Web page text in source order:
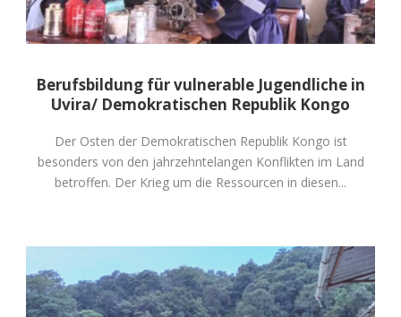
Berufsbildung für vulnerable Jugendliche in
Uvira/ Demokratischen Republik Kongo
Der Osten der Demokratischen Republik Kongo ist
besonders von den jahrzehntelangen Konflikten im Land
betroffen. Der Krieg um die Ressourcen in diesen...